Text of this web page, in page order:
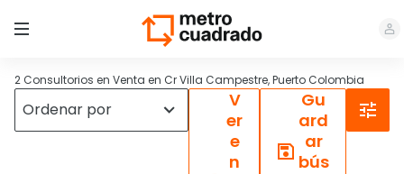
2 Consultorios en Venta en Cr Villa Campestre, Puerto Colombia
V
er
e
n
Gu
ard
ar
bús